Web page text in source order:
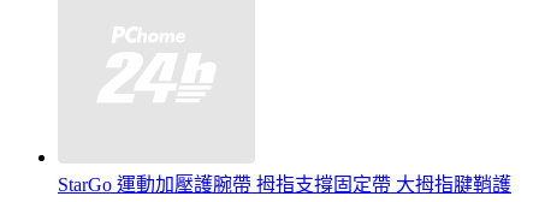
StarGo 運動加壓護腕帶 拇指支撐固定帶 大拇指腱鞘護